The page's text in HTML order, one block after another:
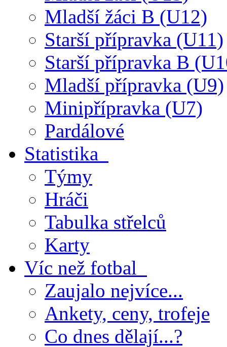
Mladší žáci B (U12)
Starší přípravka (U11)
Starší přípravka B
Mladší přípravka (U9)
Minipřípravka (U7)
Pardálové
Statistika
Týmy
Hráči
Tabulka střelců
Karty
Víc než fotbal
Zaujalo nejvíce...
Ankety, ceny, trofeje
Co dnes dělají...?